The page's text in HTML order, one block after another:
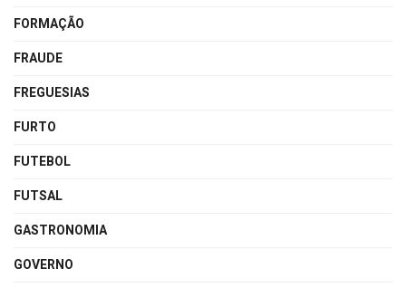
FORMAÇÃO
FRAUDE
FREGUESIAS
FURTO
FUTEBOL
FUTSAL
GASTRONOMIA
GOVERNO